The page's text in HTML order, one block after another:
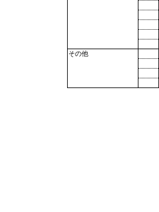
その他